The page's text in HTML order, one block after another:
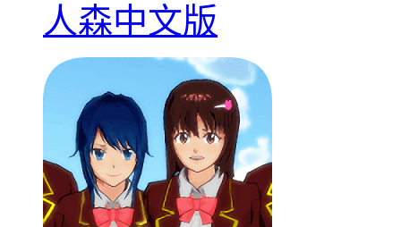
人森中文版